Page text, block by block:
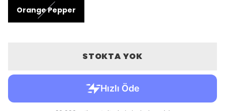
Orange Pepper
STOKTA YOK